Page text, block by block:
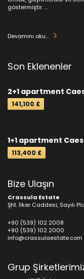
göstermiştir. ...
Devamını oku...
Son Eklenenler
2+1 apartment
141,100 £
1+1 apartment
113,400 £
Bize Ulaşın
Crassula Estate
Şht. İlker Caddesi, Sayılı
+90 (539) 102 2008
+90 (539) 102 2000
info@crassulaestate.com
Grup